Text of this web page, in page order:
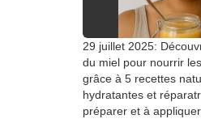
29 juillet 2025:
du miel pour nourrir
grâce à 5 recettes
hydratantes et
préparer et à